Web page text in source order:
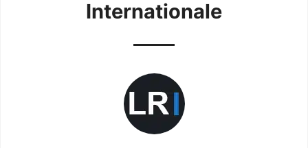
Internationale